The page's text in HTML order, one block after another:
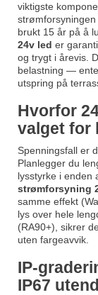
viktigste
brukt 15 år på å
24v led er
og trygt i årevis.
belastning —
utspring på
Hvorfor
valget for
Spenningsfall er
Planlegger du
lysstyrke i enden
strømforsyning
samme effekt
lys over hele
(RA90+), sikrer
uten fargeavvik.
IP-
IP67